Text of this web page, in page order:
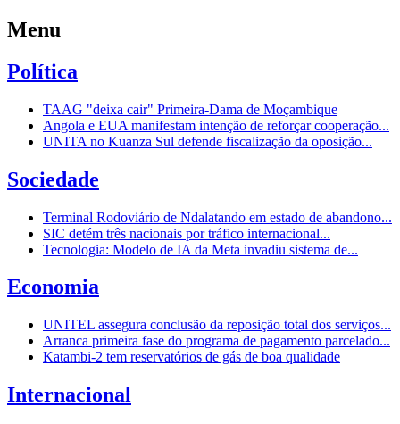
Menu
Política
TAAG "deixa cair" Primeira-Dama de Moçambique
Angola e EUA manifestam intenção de reforçar cooperação...
UNITA no Kuanza Sul defende fiscalização da oposição...
Sociedade
Terminal Rodoviário de Ndalatando em estado de abandono...
SIC detém três nacionais por tráfico internacional...
Tecnologia: Modelo de IA da Meta invadiu sistema de...
Economia
UNITEL assegura conclusão da reposição total dos serviços...
Arranca primeira fase do programa de pagamento parcelado...
Katambi-2 tem reservatórios de gás de boa qualidade
Internacional